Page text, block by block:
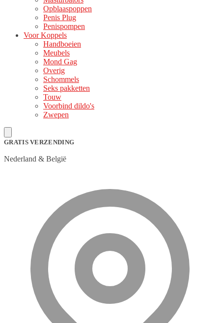
Opblaaspoppen
Penis Plug
Penispompen
Voor Koppels
Handboeien
Meubels
Mond Gag
Overig
Schommels
Seks pakketten
Touw
Voorbind dildo's
Zwepen
GRATIS VERZENDING
Nederland & België